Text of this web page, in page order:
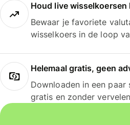
Houd live wisselkoersen
Bewaar je favoriete
wisselkoers in de loop
Helemaal gratis, geen
Downloaden in een paar
gratis en zonder